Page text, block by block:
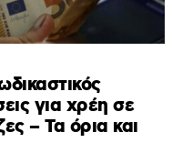
για χρέη σε
– Τα όρια και